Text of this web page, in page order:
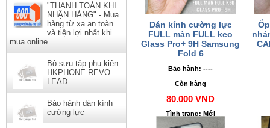
"THANH TOÁN KHI
NHẬN HÀNG" - Mua
hàng từ xa an toàn
và tiện lợi nhất khi
mua online
Bộ sưu tập phụ kiện
HKPHONE REVO
LEAD
Bảo hành dán kính
cường lực
Dán kính cường lực
FULL màn FULL keo
Glass Pro+ 9H Samsung
Fold 6
Bảo hành: ----
Còn hàng
80.000 VND
Tình trạng: Mới